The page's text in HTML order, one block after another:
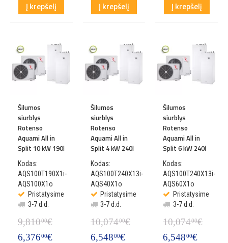
Į krepšelį Į krepšelį Į krepšelį
Šilumos
siurblys
Rotenso
Aquami All in
Split 10 kW 190l
Kodas:
AQS100T190X1i-
AQS100X1o
Pristatysime
3-7 d.d.
9,81000€
6,37600€
Šilumos
siurblys
Rotenso
Aquami All in
Split 4 kW 240l
Kodas:
AQS100T240X13i-
AQS40X1o
Pristatysime
3-7 d.d.
10,07400€
6,54800€
Šilumos
siurblys
Rotenso
Aquami All in
Split 6 kW 240l
Kodas:
AQS100T240X13i-
AQS60X1o
Pristatysime
3-7 d.d.
10,07400€
6,54800€